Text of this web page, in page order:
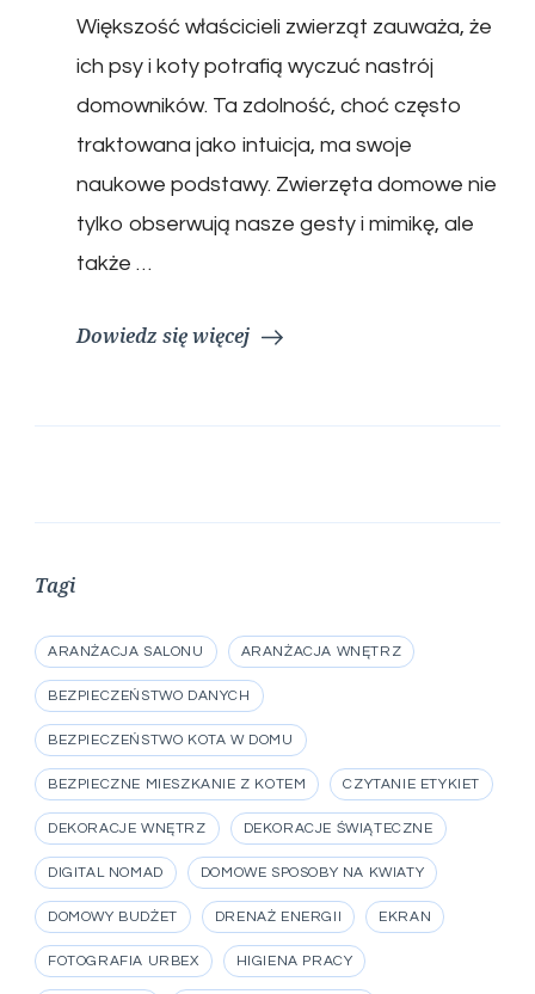
Większość właścicieli zwierząt zauważa, że
ich psy i koty potrafią wyczuć nastrój
domowników. Ta zdolność, choć często
traktowana jako intuicja, ma swoje
naukowe podstawy. Zwierzęta domowe nie
tylko obserwują nasze gesty i mimikę, ale
także …
Dowiedz się więcej
Tagi
ARANŻACJA SALONU ARANŻACJA WNĘTRZ
BEZPIECZEŃSTWO DANYCH
BEZPIECZEŃSTWO KOTA W DOMU
BEZPIECZNE MIESZKANIE Z KOTEM CZYTANIE ETYKIET
DEKORACJE WNĘTRZ DEKORACJE ŚWIĄTECZNE
DIGITAL NOMAD DOMOWE SPOSOBY NA KWIATY
DOMOWY BUDŻET DRENAŻ ENERGII EKRAN
FOTOGRAFIA URBEX HIGIENA PRACY